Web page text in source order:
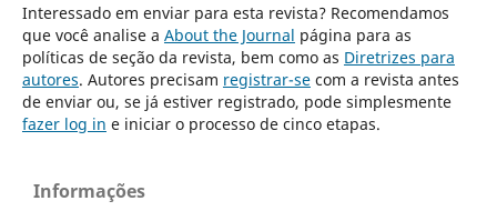
Interessado em enviar para esta revista? Recomendamos
que você analise a About the Journal página para as
políticas de seção da revista, bem como as Diretrizes para
autores. Autores precisam registrar-secom a revista antes
de enviar ou, se já estiver registrado, pode simplesmente
fazer log in e iniciar o processo de cinco etapas.
Informações